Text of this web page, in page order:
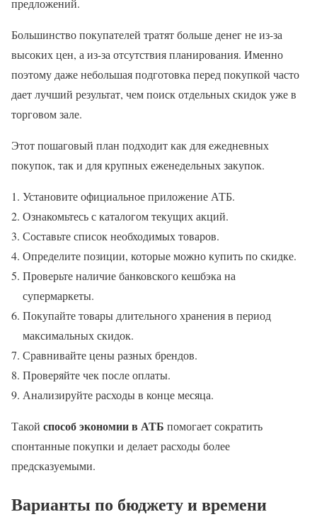
Большинство покупателей тратят больше денег не из-за
высоких цен, а из-за отсутствия планирования. Именно
поэтому даже небольшая подготовка перед покупкой часто
дает лучший результат, чем поиск отдельных скидок уже в
торговом зале.
Этот пошаговый план подходит как для ежедневных
покупок, так и для крупных еженедельных закупок.
Установите официальное приложение АТБ.
Ознакомьтесь с каталогом текущих акций.
Составьте список необходимых товаров.
Определите позиции, которые можно купить по скидке.
Проверьте наличие банковского кешбэка на
супермаркеты.
Покупайте товары длительного хранения в период
максимальных скидок.
Сравнивайте цены разных брендов.
Проверяйте чек после оплаты.
Анализируйте расходы в конце месяца.
Такой способ экономии в АТБ помогает сократить
спонтанные покупки и делает расходы более
предсказуемыми.
Варианты по бюджету и времени